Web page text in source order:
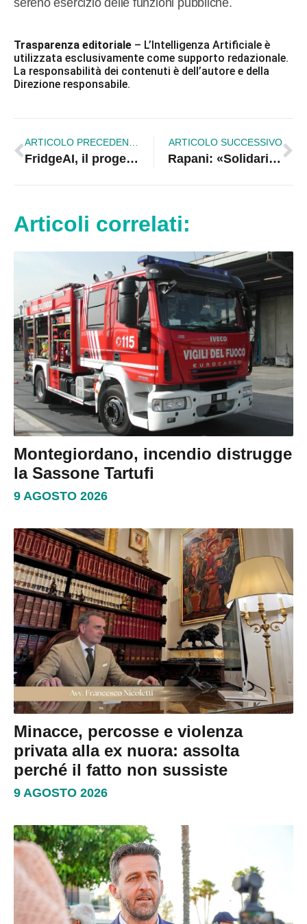
Trasparenza editoriale – L’Intelligenza Artificiale è
utilizzata esclusivamente come supporto redazionale.
La responsabilità dei contenuti è dell’autore e della
Direzione responsabile.
FridgeAI, il progetto degli studenti del Palma Green Falcone Borsellino che conquista Invitalia
ARTICOLO SUCCESSIVO
Rapani: «Solidarietà a Madeo, le intimidazioni confermano un clima preoccupante»
Articoli correlati:
Montegiordano, incendio distrugge
la Sassone Tartufi
9 AGOSTO 2026
Minacce, percosse e violenza
privata alla ex nuora: assolta
perché il fatto non sussiste
9 AGOSTO 2026